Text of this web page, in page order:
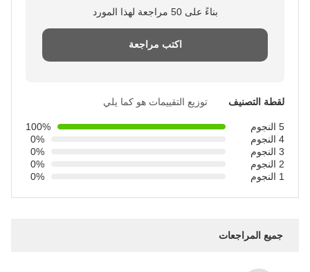
بناءً على 50 مراجعة لهذا المورد
اكتب مراجعة
لقطة التصنيف توزيع التقييمات هو كما يلي
5 النجوم
100%
4 النجوم
0%
0%
0%
0%
جميع المراجعات